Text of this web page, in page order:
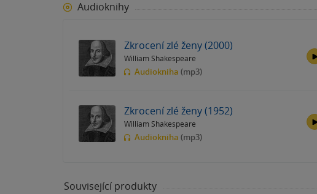
Audioknihy
Zkrocení zlé ženy (2000)
William Shakespeare
Audiokniha (mp3)
Zkrocení zlé ženy (1952)
William Shakespeare
Audiokniha (mp3)
Související produkty